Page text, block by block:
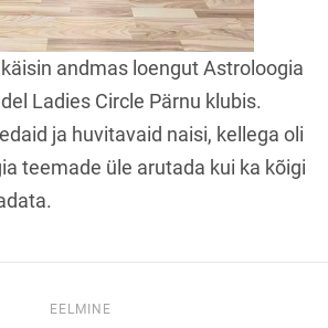
andmas loengut Astroloogia
Ladies Circle Pärnu klubis.
ja huvitavaid naisi, kellega oli
teemade üle arutada kui ka kõigi
EELMINE